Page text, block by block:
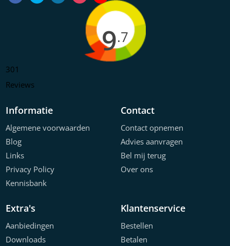
9.7
301
Reviews
Informatie
Algemene voorwaarden
Blog
Links
Privacy Policy
Kennisbank
Contact
Contact opnemen
Advies aanvragen
Bel mij terug
Over ons
Extra's
Aanbiedingen
Downloads
Klantenservice
Bestellen
Betalen